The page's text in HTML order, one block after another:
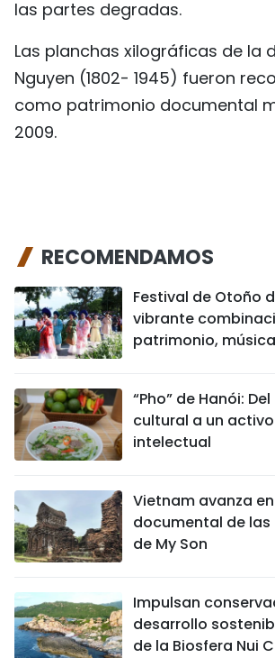
las partes degradas.
Las planchas xilográficas de la
Nguyen (1802- 1945) fueron
como patrimonio documental
2009.
RECOMENDAMOS
Festival de Otoño
vibrante
patrimonio,
“Pho” de Hanói:
cultural a un
intelectual
Vietnam avanza
documental de
de My Son
Impulsan
desarrollo
de la Biosfera Nui